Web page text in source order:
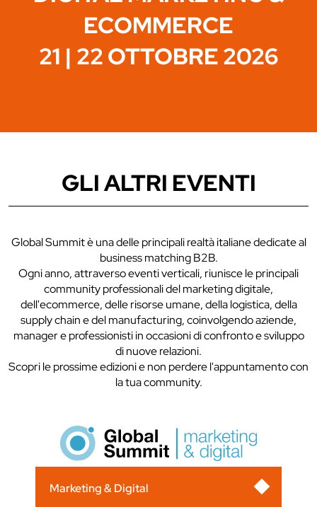
ECOMMERCE
21 | 22 OTTOBRE 2026
GLI ALTRI EVENTI
Global Summit è una delle principali realtà italiane dedicate al
business matching B2B.
Ogni anno, attraverso eventi verticali, riunisce le principali
community professionali del marketing digitale,
dell'ecommerce, delle risorse umane, della logistica, della
supply chain e del manufacturing, coinvolgendo aziende,
manager e professionisti in occasioni di confronto e sviluppo
di nuove relazioni.
Scopri le prossime edizioni e non perdere l'appuntamento con
la tua community.
Marketing & Digital